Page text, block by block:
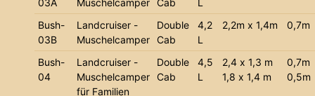
03A
Muschelcamper Cab
L
Bush-
03B
Landcruiser -
Muschelcamper
Double
Cab
4,2
L
2,2m x 1,4m 0,7m
Bush-
04
Landcruiser -
Muschelcamper
für Familien
Double
Cab
4,5
L
2,4 x 1,3 m
1,8 x 1,4 m
0,7m
0,5m